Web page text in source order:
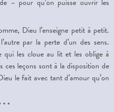
Dieu l’enseigne petit à petit.
par la perte d’un des sens.
qui les cloue au lit et les oblige à
ces leçons sont à la disposition de
le fait avec tant d’amour qu’on
* *